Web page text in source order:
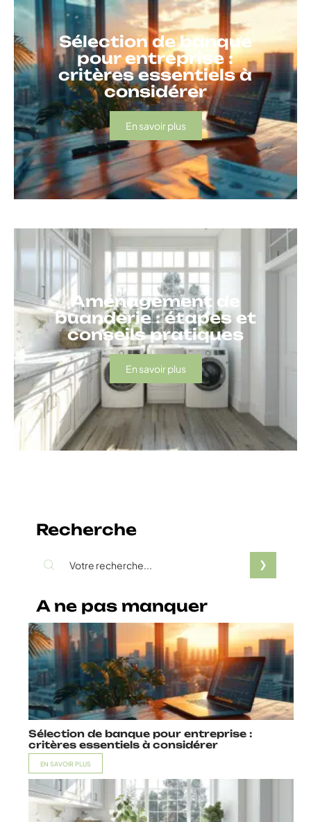
Sélection de banque
pour entreprise :
critères essentiels à
considérer
En savoir plus
Aménagement de
buanderie : étapes et
conseils pratiques
En savoir plus
Recherche
A ne pas manquer
Sélection de banque pour entreprise :
critères essentiels à considérer
EN SAVOIR PLUS